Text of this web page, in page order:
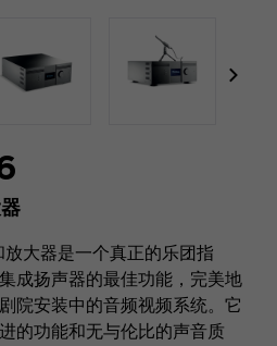
大器是一个真正的乐团指
成扬声器的最佳功能，完美地
院安装中的音频视频系统。它
的功能和无与伦比的声音质